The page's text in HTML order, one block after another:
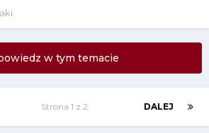
w tym temacie
DALEJ
Strona 1 z 2